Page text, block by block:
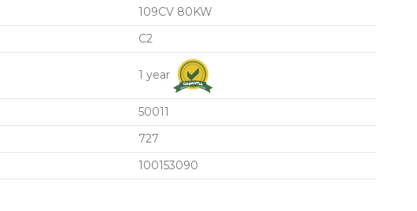
109CV 80KW
C2
1 year
50011
727
100153090